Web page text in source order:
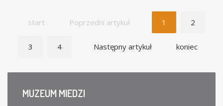
start Poprzedni artykuł 1 2
3 4 Następny artykuł koniec
MUZEUM MIEDZI